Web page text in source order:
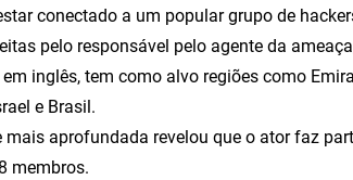
conectado a um popular grupo de
pelo responsável pelo agente da
inglês, tem como alvo regiões como
e Brasil.
mais aprofundada revelou que o ator faz
membros.